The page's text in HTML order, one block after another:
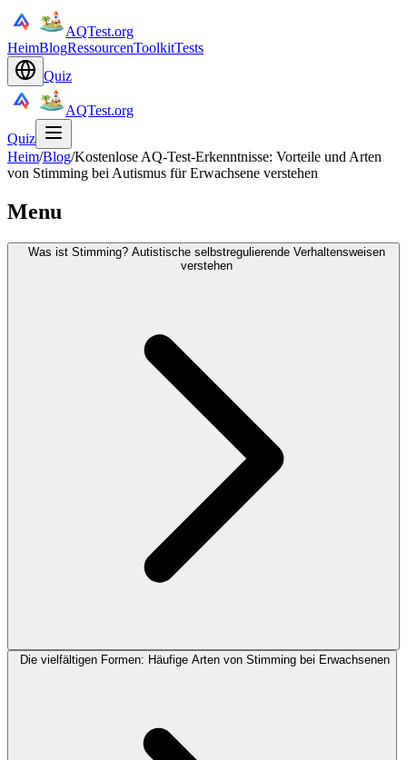
AQTest.org
HeimBlogRessourcenToolkitTests
Quiz
AQTest.org
Quiz
Heim/Blog/Kostenlose AQ-Test-Erkenntnisse: Vorteile und Arten
von Stimming bei Autismus für Erwachsene verstehen
Menu
Was ist Stimming? Autistische selbstregulierende Verhaltensweisen
verstehen
Die vielfältigen Formen: Häufige Arten von Stimming bei Erwachsenen